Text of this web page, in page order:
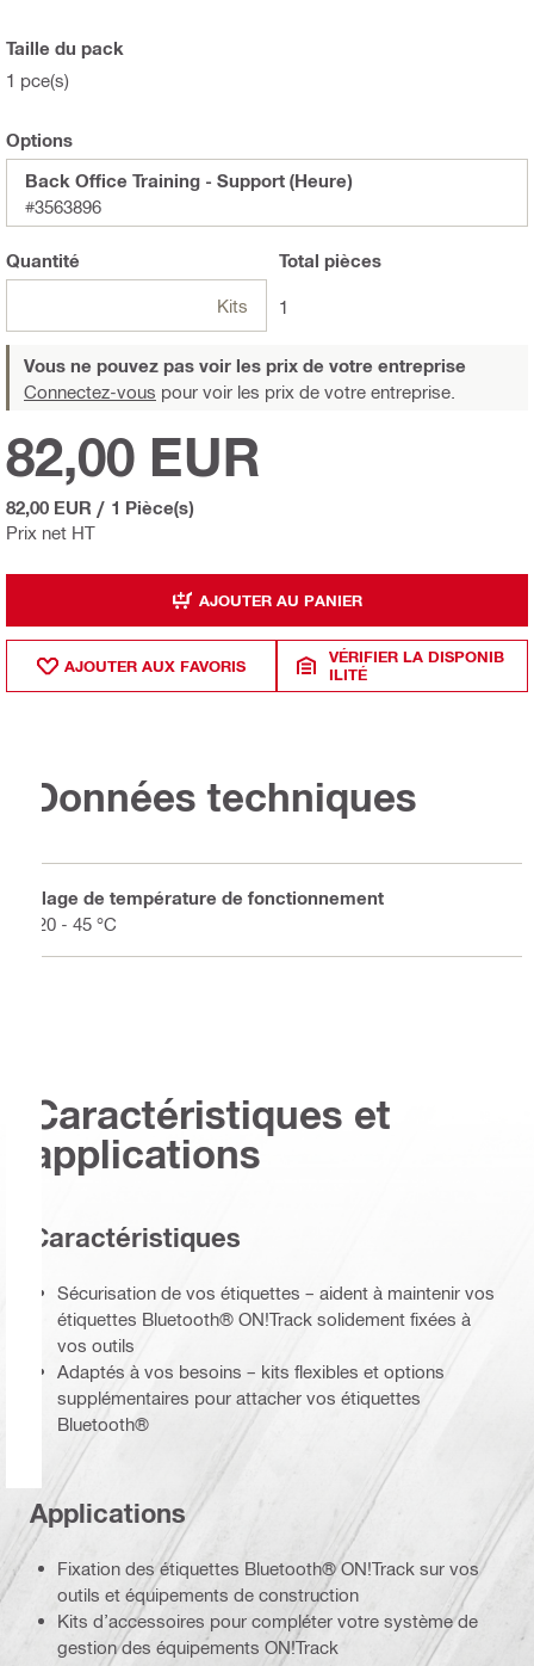
Taille du pack
1 pce(s)
Options
Back Office Training - Support (Heure)
#3563896
Quantité
Kits
Total pièces
1
Vous ne pouvez pas voir les prix de votre entreprise
Connectez-vous pour voir les prix de votre entreprise.
Prix net HT
82,00 EUR
82,00 EUR / 1 Pièce(s)
AJOUTER AU PANIER
AJOUTER AUX FAVORIS
VÉRIFIER LA DISPONIB
ILITÉ
Données techniques
Plage de température de fonctionnement
-20 - 45 °C
Caractéristiques et
applications
Caractéristiques
Sécurisation de vos étiquettes – aident à maintenir vos
étiquettes Bluetooth® ON!Track solidement fixées à
vos outils
Adaptés à vos besoins – kits flexibles et options
supplémentaires pour attacher vos étiquettes
Bluetooth®
Applications
Fixation des étiquettes Bluetooth® ON!Track sur vos
outils et équipements de construction
Kits d’accessoires pour compléter votre système de
gestion des équipements ON!Track